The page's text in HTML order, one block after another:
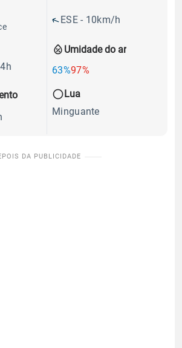
Umidade do ar
63%97%
ESE - 10km/h
Lua
Minguante